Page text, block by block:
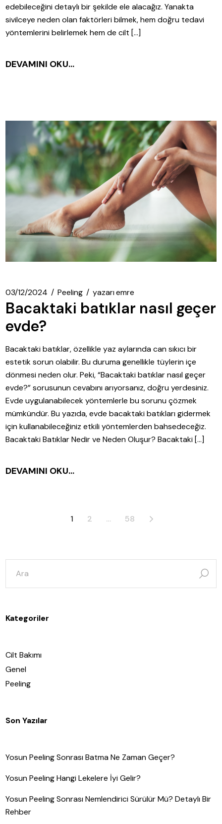
edebileceğini detaylı bir şekilde ele alacağız. Yanakta
sivilceye neden olan faktörleri bilmek, hem doğru tedavi
yöntemlerini belirlemek hem de cilt […]
DEVAMINI OKU...
03/12/2024 Peeling yazarıemre
Bacaktaki batıklar nasıl geçer
evde?
Bacaktaki batıklar, özellikle yaz aylarında can sıkıcı bir
estetik sorun olabilir. Bu duruma genellikle tüylerin içe
dönmesi neden olur. Peki, “Bacaktaki batıklar nasıl geçer
evde?” sorusunun cevabını arıyorsanız, doğru yerdesiniz.
Evde uygulanabilecek yöntemlerle bu sorunu çözmek
mümkündür. Bu yazıda, evde bacaktaki batıkları gidermek
için kullanabileceğiniz etkili yöntemlerden bahsedeceğiz.
Bacaktaki Batıklar Nedir ve Neden Oluşur? Bacaktaki […]
DEVAMINI OKU...
1 2 … 58
şunun
ara:
Kategoriler
Cilt Bakımı
Genel
Peeling
Son Yazılar
Yosun Peeling Sonrası Batma Ne Zaman Geçer?
Yosun Peeling Hangi Lekelere İyi Gelir?
Yosun Peeling Sonrası Nemlendirici Sürülür Mü? Detaylı Bir
Rehber